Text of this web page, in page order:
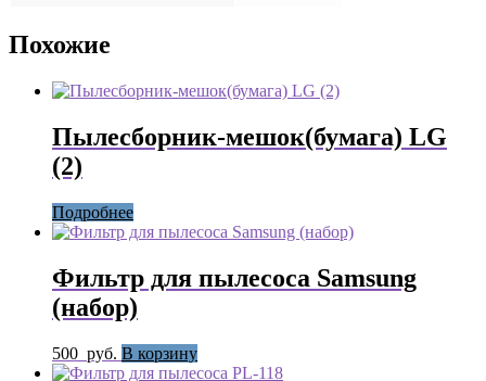
Похожие
Пылесборник-мешок(бумага) LG
(2)
Подробнее
Фильтр для пылесоса Samsung
(набор)
500 руб. В корзину